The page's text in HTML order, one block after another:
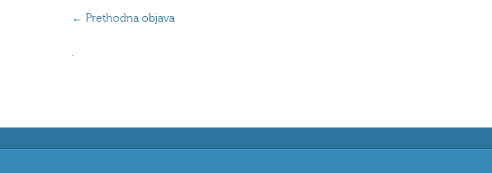
← Prethodna objava
.